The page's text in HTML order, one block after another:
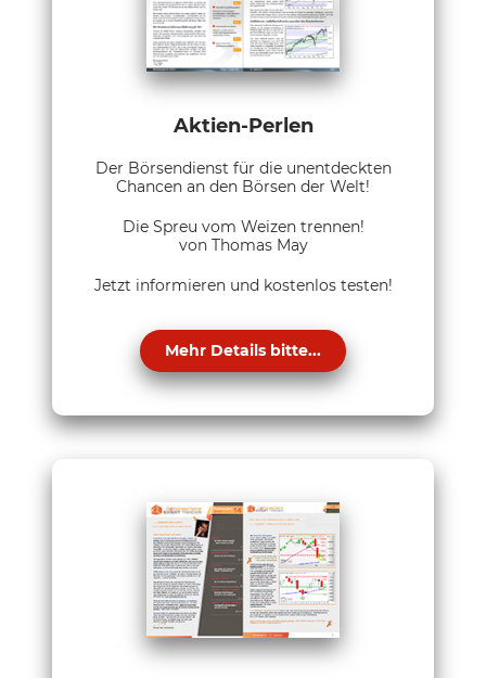
Aktien-Perlen
Der Börsendienst für die unentdeckten
Chancen an den Börsen der Welt!
Die Spreu vom Weizen trennen!
von Thomas May
Jetzt informieren und kostenlos testen!
Mehr Details bitte...